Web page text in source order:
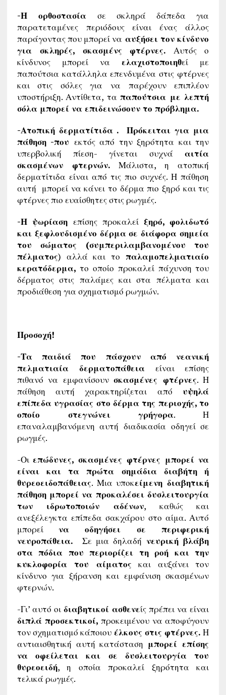
-Η ορθοστασία σε σκληρά δάπεδα για
παρατεταμένες περιόδους είναι ένας άλλος
παράγοντας που μπορεί να αυξήσει τον κίνδυνο
για σκληρές, σκασμένς φτέρνες.Αυτός ο
κίνδυνος μπορεί ναελαχιστοποιηθεί με
παπούτσια κατάλληλα επενδυμένα στις φτέρνες
και στις σόλες για να παρέχουν επιπλέον
υποστήριξη. Αντίθετα, ταπαπούτσια με λεπτή
σόλα μπορεί να επιδεινώσουν το πρόβλημα.
-Ατοπική δερματίτιδα . Πρόκειται για μια
πάθηση -που εκτός από την ξηρότητα και την
υπερβολική πίεση- γίνεται συχνάαιτία
σκασμένων φτερνών. Μάλιστα, η ατοπική
δερματίτιδα είναι από τις πιο συχνές. Η πάθηση
αυτή μπορεί να κάνει το δέρμα πιο ξηρό και τις
φτέρνες πιο ευαίσθητες στις ρωγμές.
-Η ψωρίασηεπίσης προκαλεί ξηρό, φολιδωτό
και ξεφλουδισμένο δέρμα σε διάφορα σημεία
του σώματος (συμπεριλαμβανομένου του
πέλματος) αλλά και τοπαλαμοπελματιαίο
κερατόδερμα,το οποίο προκαλεί πάχυνση του
δέρματος στις παλάμες και στα πέλματα και
προδιάθεση για σχηματισμό ρωγμών.
Προσοχή!
-Τα παιδιά που πάσχουν από νεανική
πελματιαία δερματοπάθειαείναι επίσης
πιθανό να εμφανίσουνσκασμένες φτέρνες. Η
πάθηση αυτή χαρακτηρίζεται απόυψηλά
επίπεδα υγρασίας στο δέρμα της περιοχής, το
οποίο στεγνώνει γρήγορα. Η
επαναλαμβανόμενη αυτή διαδικασία οδηγεί σε
ρωγμές.
-Οιεπώδυνες, σκασμένες φτέρνες μπορεί να
είναι και τα πρώτα σημάδια διαβήτη ή
θυρεοειδοπάθειας. Μια υποκείμενη διαβητική
πάθηση μπορεί να προκαλέσει δυσλειτουργία
των ιδρωτοποιών αδένων, καθώς και
ανεξέλεγκτα επίπεδα σακχάρου στο αίμα. Αυτό
μπορείνα οδηγήσει σε περιφερική
νευροπάθεια. Σε μια δηλαδή νευρική βλάβη
στα πόδια που περιορίζει τη ροή και την
κυκλοφορία του αίματος και αυξάνει τον
κίνδυνο για ξήρανση και εμφάνιση σκασμένων
φτερνών.
-Γι’ αυτό οι διαβητικοί ασθενείς πρέπει να είναι
διπλά προσεκτικοί, προκειμένου να αποφύγουν
τον σχηματισμό κάποιου έλκους στις φτέρνες. Η
αντιαισθητική αυτή κατάσταση μπορεί επίσης
να οφείλεται και σε δυσλειτουργία του
θυρεοειδή, η οποία προκαλεί ξηρότητα και
τελικά ρωγμές.